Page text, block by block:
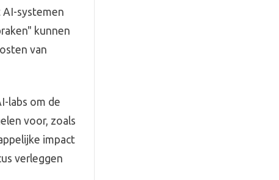
systemen
kunnen
van
labs om de
voor, zoals
impact
verleggen